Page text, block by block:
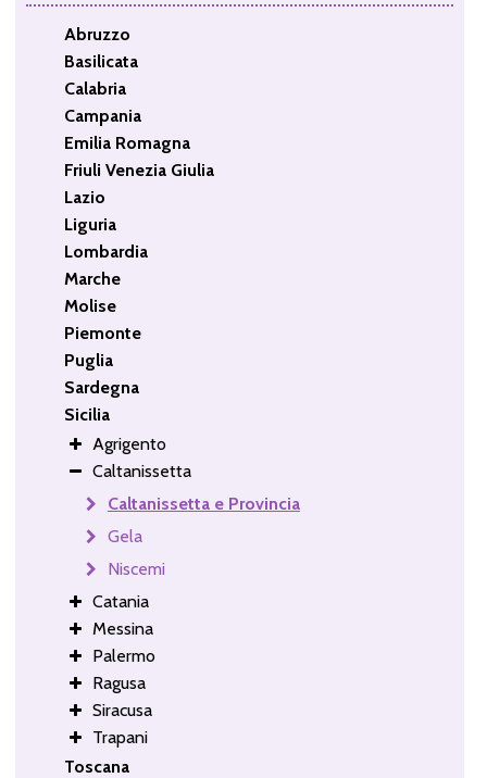
Abruzzo
Basilicata
Calabria
Campania
Emilia Romagna
Friuli Venezia Giulia
Lazio
Liguria
Lombardia
Marche
Molise
Piemonte
Puglia
Sardegna
Sicilia
Agrigento
Caltanissetta
Caltanissetta e Provincia
Gela
Niscemi
Catania
Messina
Palermo
Ragusa
Siracusa
Trapani
Toscana